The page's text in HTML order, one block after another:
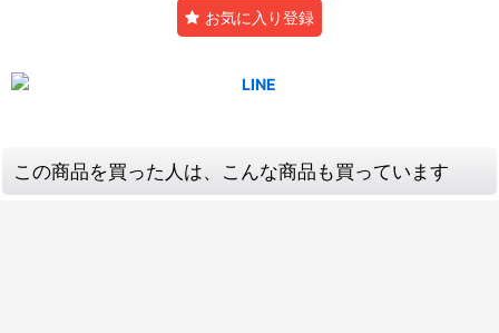
お気に入り登録
この商品を買った人は、こんな商品も買っています